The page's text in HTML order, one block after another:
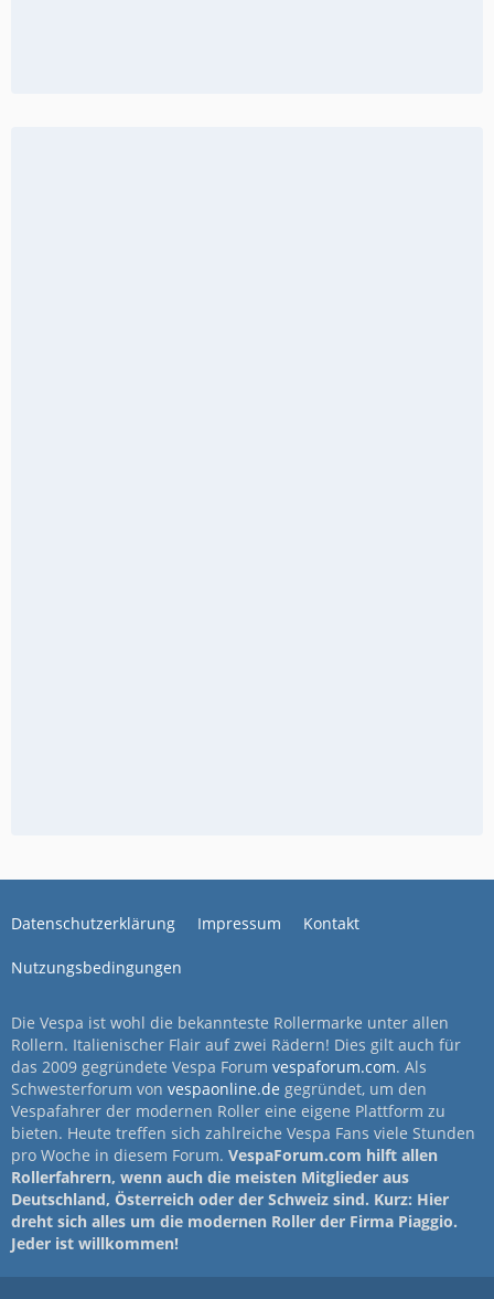
Datenschutzerklärung Impressum Kontakt
Nutzungsbedingungen
Die Vespa ist wohl die bekannteste Rollermarke unter allen
Rollern. Italienischer Flair auf zwei Rädern! Dies gilt auch für
das 2009 gegründete Vespa Forum vespaforum.com. Als
Schwesterforum von vespaonline.de gegründet, um den
Vespafahrer der modernen Roller eine eigene Plattform zu
bieten. Heute treffen sich zahlreiche Vespa Fans viele Stunden
pro Woche in diesem Forum. VespaForum.com hilft allen
Rollerfahrern, wenn auch die meisten Mitglieder aus
Deutschland, Österreich oder der Schweiz sind. Kurz: Hier
dreht sich alles um die modernen Roller der Firma Piaggio.
Jeder ist willkommen!